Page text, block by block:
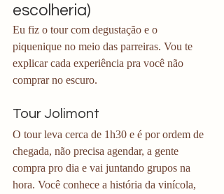
escolheria)
Eu fiz o tour com degustação e o
piquenique no meio das parreiras. Vou te
explicar cada experiência pra você não
comprar no escuro.
Tour Jolimont
O tour leva cerca de 1h30 e é por ordem de
chegada, não precisa agendar, a gente
compra pro dia e vai juntando grupos na
hora. Você conhece a história da vinícola,